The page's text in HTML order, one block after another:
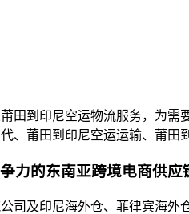
田到印尼空运物流服务，为
、莆田到印尼空运运输、莆田
的东南亚跨境电商供应
司及印尼海外仓、菲律宾海外